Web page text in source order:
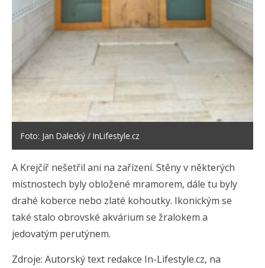
Foto: Jan Dalecký / InLifestyle.cz
A Krejčíř nešetřil ani na zařízení. Stěny v některých
místnostech byly obložené mramorem, dále tu byly
drahé koberce nebo zlaté kohoutky. Ikonickým se
také stalo obrovské akvárium se žralokem a
jedovatým perutýnem.
Zdroje: Autorský text redakce In-Lifestyle.cz, na